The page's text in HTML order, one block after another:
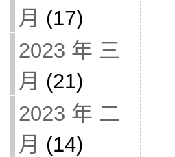
月 (17)
2023 年 三
月 (21)
2023 年 二
月 (14)